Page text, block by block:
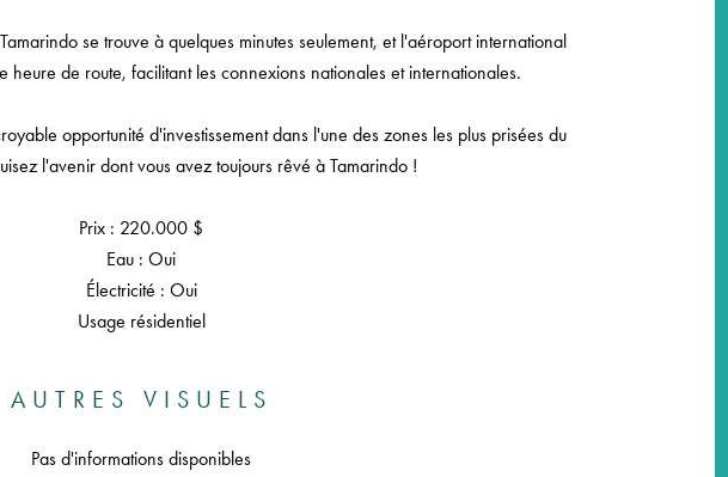
se trouve à quelques minutes seulement, et l'aéroport international
heure de route, facilitant les connexions nationales et internationales.
opportunité d'investissement dans l'une des zones les plus prisées du
l'avenir dont vous avez toujours rêvé à Tamarindo !
Prix : 220.000 $
Eau : Oui
Électricité : Oui
Usage résidentiel
AUTRES VISUELS
Pas d'informations disponibles